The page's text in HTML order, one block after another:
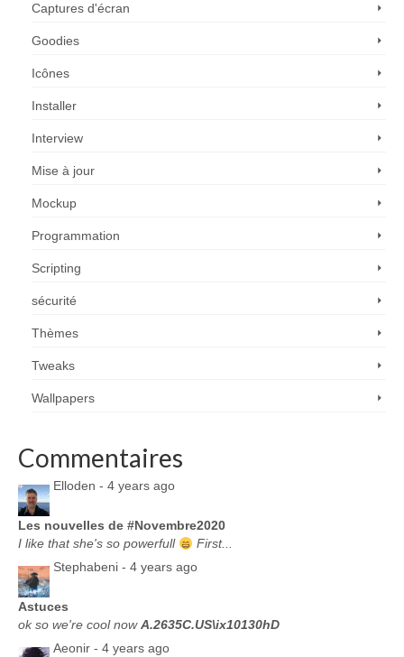
Captures d'écran
Goodies
Icônes
Installer
Interview
Mise à jour
Mockup
Programmation
Scripting
sécurité
Thèmes
Tweaks
Wallpapers
Commentaires
Elloden - 4 years ago
Les nouvelles de #Novembre2020
I like that she's so powerfull
First...
Stephabeni - 4 years ago
Astuces
ok so we're cool nowA.2635C.US\ix10130hD
Aeonir - 4 years ago